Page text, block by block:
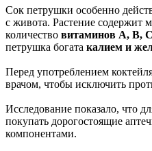
Сок петрушки особенно
с живота. Растение содержит
количество витаминов А, В,
петрушка богата калием и
Перед употреблением
врачом, чтобы исключить
Исследование показало, что
покупать дорогостоящие
компонентами.